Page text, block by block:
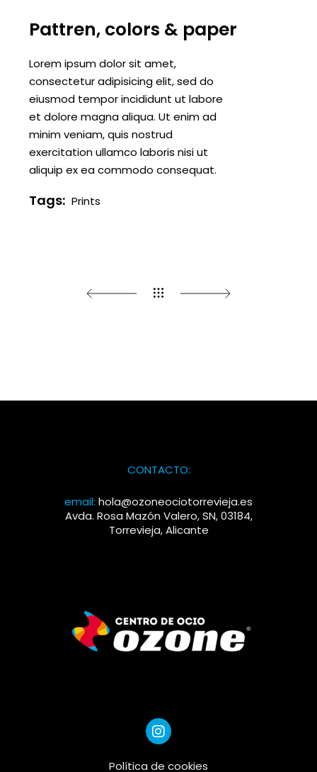
Pattren, colors & paper
Lorem ipsum dolor sit amet,
consectetur adipisicing elit, sed do
eiusmod tempor incididunt ut labore
et dolore magna aliqua. Ut enim ad
minim veniam, quis nostrud
exercitation ullamco laboris nisi ut
aliquip ex ea commodo consequat.
Tags: Prints
CONTACTO:
email: hola@ozoneociotorrevieja.es
Avda. Rosa Mazón Valero, SN, 03184,
Torrevieja, Alicante
Política de cookies